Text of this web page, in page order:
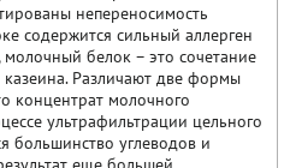
непереносимость
содержится сильный аллерген
молочный белок – это сочетание
Различают две формы
концентрат молочного
ультрафильтрации цельного
большинство углеводов и